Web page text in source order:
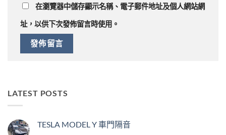
在瀏覽器中儲存顯示名稱、電子郵件地址及個人網站網
址，以供下次發佈留言時使用。
LATEST POSTS
TESLA MODEL Y 車門隔音